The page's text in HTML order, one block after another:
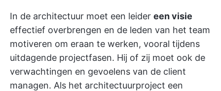
In de architectuur moet een leider een visie
effectief overbrengen en de leden van het team
motiveren om eraan te werken, vooral tijdens
uitdagende projectfasen. Hij of zij moet ook de
verwachtingen en gevoelens van de client
managen. Als het architectuurproject een